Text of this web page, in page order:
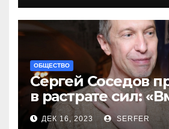
ОБЩЕСТВО
Сергей Соседов
в растрате сил:
меня взяли
ДЕК 16, 2023 SERFER